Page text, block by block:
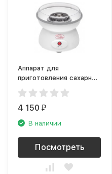
Аппарат для
приготовления сахарной
ваты Clatronic ZWM 3478
weis
4 150₽
В наличии
Посмотреть